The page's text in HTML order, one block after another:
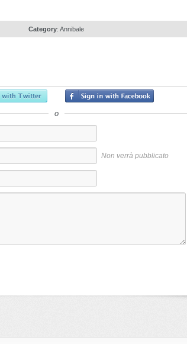
Category: Annibale
o
Non verrà pubblicato